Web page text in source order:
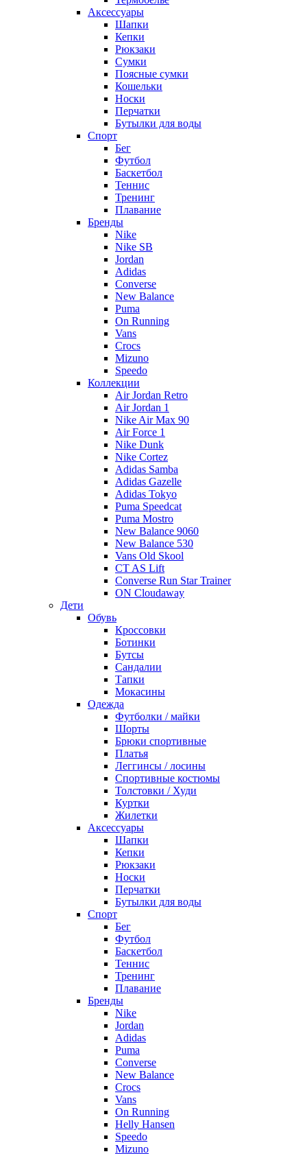
Аксессуары
Шапки
Кепки
Рюкзаки
Сумки
Поясные сумки
Кошельки
Носки
Перчатки
Бутылки для воды
Спорт
Бег
Футбол
Баскетбол
Теннис
Тренинг
Плавание
Бренды
Nike
Nike SB
Jordan
Adidas
Converse
New Balance
Puma
On Running
Vans
Crocs
Mizuno
Speedo
Коллекции
Air Jordan Retro
Air Jordan 1
Nike Air Max 90
Air Force 1
Nike Dunk
Nike Cortez
Adidas Samba
Adidas Gazelle
Adidas Tokyo
Puma Speedcat
Puma Mostro
New Balance 9060
New Balance 530
Vans Old Skool
CT AS Lift
Converse Run Star Trainer
ON Cloudaway
Дети
Обувь
Кроссовки
Ботинки
Бутсы
Сандалии
Тапки
Мокасины
Одежда
Футболки / майки
Шорты
Брюки спортивные
Платья
Леггинсы / лосины
Спортивные костюмы
Толстовки / Худи
Куртки
Жилетки
Аксессуары
Шапки
Кепки
Рюкзаки
Носки
Перчатки
Бутылки для воды
Спорт
Бег
Футбол
Баскетбол
Теннис
Тренинг
Плавание
Бренды
Nike
Jordan
Adidas
Puma
Converse
New Balance
Crocs
Vans
On Running
Helly Hansen
Speedo
Mizuno